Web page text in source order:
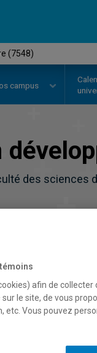
(7548)
campus
des sciences
en
afin de
le site, de vous
Vous pouvez